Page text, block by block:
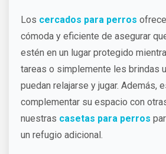
Los cercados para perros
cómoda y eficiente de asegurar
estén en un lugar protegido
tareas o simplemente les brindas
puedan relajarse y jugar. Además,
complementar su espacio con
nuestras casetas para perros
un refugio adicional.